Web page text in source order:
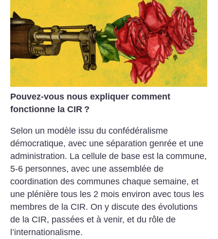
Pouvez-vous nous expliquer comment
fonctionne la CIR ?
Selon un modèle issu du confédéralisme
démocratique, avec une séparation genrée et une
administration. La cellule de base est la commune,
5-6 personnes, avec une assemblée de
coordination des communes chaque semaine, et
une plénière tous les 2 mois environ avec tous les
membres de la CIR. On y discute des évolutions
de la CIR, passées et à venir, et du rôle de
l’internationalisme.